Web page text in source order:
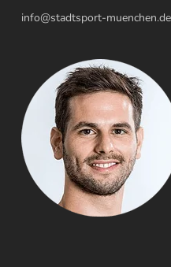
info@stadtsport-muenchen.de